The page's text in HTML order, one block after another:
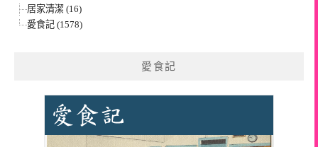
居家清潔 (16)
愛食記 (1578)
愛食記